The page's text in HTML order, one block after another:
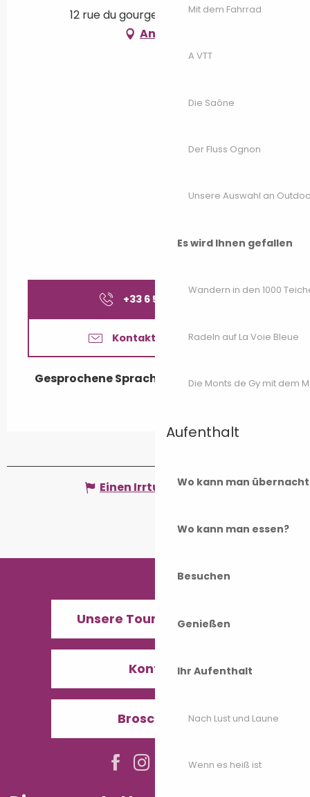
Mit dem Fahrrad
A VTT
Die Saône
Der Fluss Ognon
Unsere Auswahl an
Es wird Ihnen gefallen
Wandern in den 1000
Radeln auf La Voie Bleue
Die Monts de Gy mit dem
Aufenthalt
Wo kann man
Wo kann man essen?
Besuchen
Genießen
Ihr Aufenthalt
Nach Lust und Laune
Wenn es heiß ist
12 rue du gourgeau, 70240 Saulx
Anfahrt
+33 6 58 06 14
Kontaktieren Sie uns
Gesprochene Sprachen
Gesprochene Sprachen
Einen Irrtum angeben
Unsere Tourismusbüros
Kontakt
Broschüren